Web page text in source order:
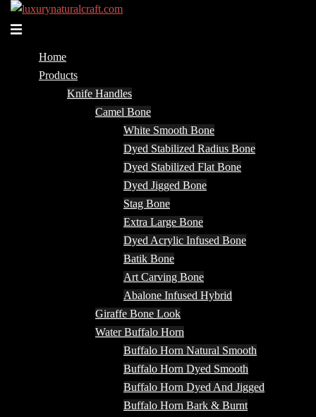
Skip
Toggle
Home
Products
Knife Handles
Camel Bone
White Smooth Bone
Dyed Stabilized Radius Bone
Dyed Stabilized Flat Bone
Dyed Jigged Bone
Stag Bone
Extra Large Bone
Dyed Acrylic Infused Bone
Batik Bone
Art Carving Bone
Abalone Infused Hybrid
Giraffe Bone Look
Water Buffalo Horn
Buffalo Horn Natural Smooth
Buffalo Horn Dyed Smooth
Buffalo Horn Dyed And Jigged
Buffalo Horn Bark & Burnt